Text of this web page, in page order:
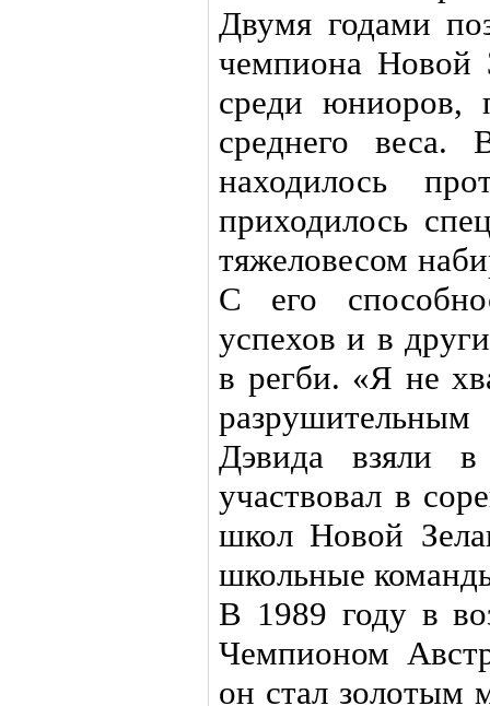
Двумя годами
чемпиона Новой
среди юниоров,
среднего
находилось
приходилось
тяжеловесом
С его
успехов и в
в регби. «Я не
Дэвида взяли
участвовал в
школ Новой
школьные
В 1989 году в
Чемпионом
он стал золотым